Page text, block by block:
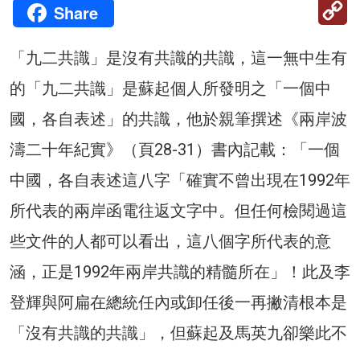
Share
「九二共識」是沒有共識的共識，這一無中生有
的「九二共識」是蘇起個人所發明之「一個中
國，各自表述」的共識，他於親筆撰述《兩岸波
濤二十年紀實》（頁28-31）書內記載：「一個
中國，各自表述這八字「確實不曾出現在1992年
所代表的兩岸函電往返文字中。但任何檢閱過這
些文件的人都可以看出，這八個字所代表的意
涵，正是1992年兩岸共識的精髓所在」！此及李
登輝與阿扁在總統任內或卸任後一再撇清根本是
「沒有共識的共識」，但蘇起及馬英九卻樂此不